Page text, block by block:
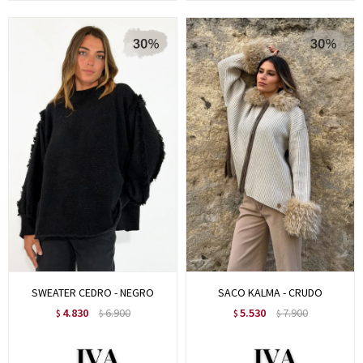
SWEATER CEDRO - NEGRO
$ 4.830 $6.900
SACO KALMA - CRUDO
$ 5.530 $7.900